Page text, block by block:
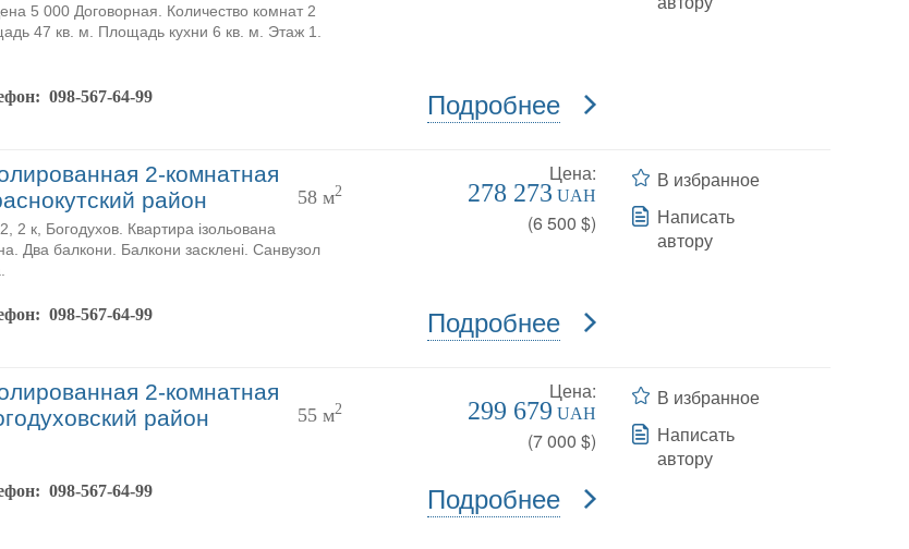
5 000 Договорная. Количество комнат 2
47 кв. м. Площадь кухни 6 кв. м. Этаж 1.
098-567-64-99 Подробнее
2-комнатная
район
58 м2
2 к, Богодухов. Квартира ізольована
Два балкони. Балкони засклені. Санвузол
Цена:
278 273 UAH
(6 500 $)
098-567-64-99 Подробнее
В избранное
Написать
автору
2-комнатная
район
55 м2
Цена:
299 679 UAH
(7 000 $)
098-567-64-99 Подробнее
В избранное
Написать
автору